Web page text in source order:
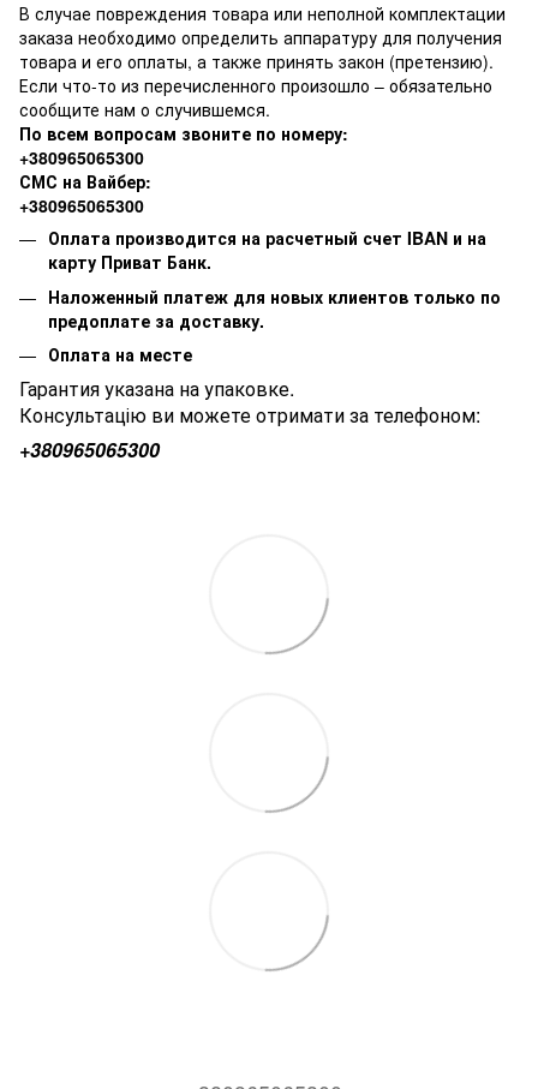
В случае повреждения товара или неполной комплектации
заказа необходимо определить аппаратуру для получения
товара и его оплаты, а также принять закон (претензию).
Если что-то из перечисленного произошло – обязательно
сообщите нам о случившемся.
По всем вопросам звоните по номеру:
+380965065300
СМС на Вайбер:
+380965065300
Оплата производится на расчетный счет IBAN и на
карту Приват Банк.
Наложенный платеж для новых клиентов только по
предоплате за доставку.
Оплата на месте
Гарантия указана на упаковке.
Консультацію ви можете отримати за телефоном:
+380965065300